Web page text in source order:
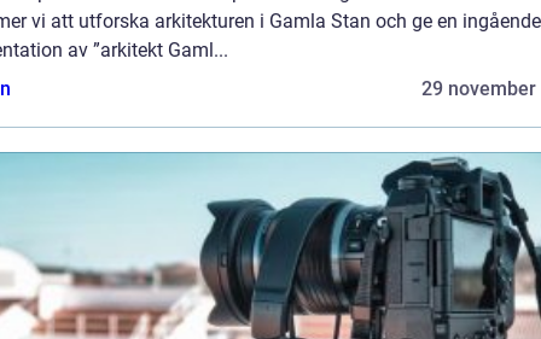
vi att utforska arkitekturen i Gamla Stan och ge en ingående
av ”arkitekt Gaml...
29 november